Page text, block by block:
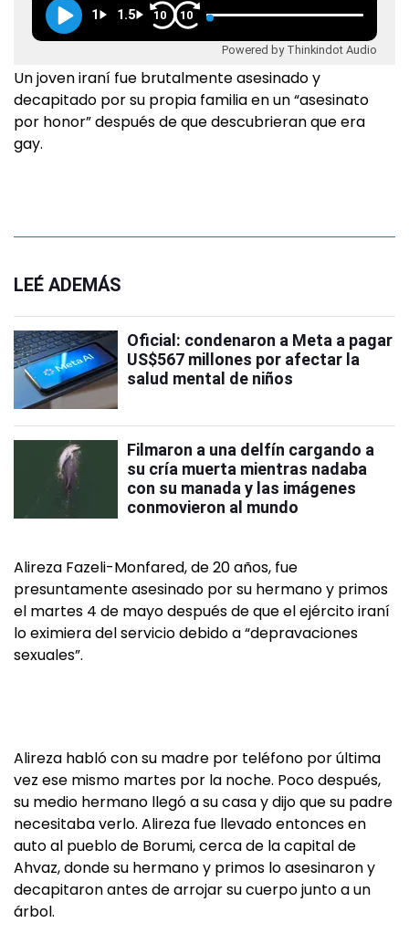
1 1.5 10 10
Powered by Thinkindot Audio
Un joven iraní fue brutalmente asesinado y
decapitado por su propia familia en un “asesinato
por honor” después de que descubrieran que era
gay.
LEÉ ADEMÁS
Oficial: condenaron a Meta a pagar
US$567 millones por afectar la
salud mental de niños
Filmaron a una delfín cargando a
su cría muerta mientras nadaba
con su manada y las imágenes
conmovieron al mundo
Alireza Fazeli-Monfared, de 20 años, fue
presuntamente asesinado por su hermano y primos
el martes 4 de mayo después de que el ejército iraní
lo eximiera del servicio debido a “depravaciones
sexuales”.
Alireza habló con su madre por teléfono por última
vez ese mismo martes por la noche. Poco después,
su medio hermano llegó a su casa y dijo que su padre
necesitaba verlo. Alireza fue llevado entonces en
auto al pueblo de Borumi, cerca de la capital de
Ahvaz, donde su hermano y primos lo asesinaron y
decapitaron antes de arrojar su cuerpo junto a un
árbol.